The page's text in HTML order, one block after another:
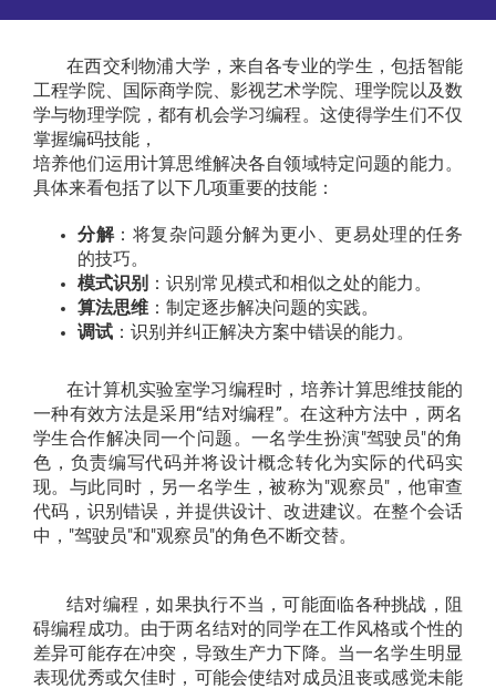
在西交利物浦大学，来自各专业的学生，包括智能
工程学院、国际商学院、影视艺术学院、理学院以及数
学与物理学院，都有机会学习编程。这使得学生们不仅
掌握编码技能，
培养他们运用计算思维解决各自领域特定问题的能力。
具体来看包括了以下几项重要的技能：
分解：将复杂问题分解为更小、更易处理的任务
的技巧。
模式识别 ：识别常见模式和相似之处的能力。
算法思维 ：制定逐步解决问题的实践。
调试 ：识别并纠正解决方案中错误的能力。
在计算机实验室学习编程时，培养计算思维技能的
一种有效方法是采用“结对编程”。在这种方法中，两名
学生合作解决同一个问题。一名学生扮演"驾驶员"的角
色，负责编写代码并将设计概念转化为实际的代码实
现。与此同时，另一名学生，被称为"观察员"，他审查
代码，识别错误，并提供设计、改进建议。在整个会话
中，"驾驶员"和"观察员"的角色不断交替。
结对编程，如果执行不当，可能面临各种挑战，阻
碍编程成功。由于两名结对的同学在工作风格或个性的
差异可能存在冲突，导致生产力下降。当一名学生明显
表现优秀或欠佳时，可能会使结对成员沮丧或感觉未能